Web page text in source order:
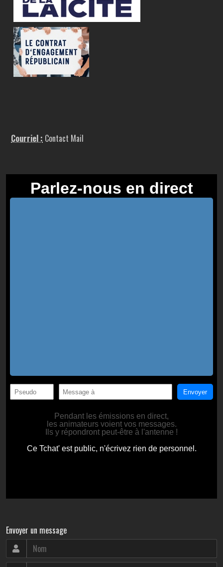
Courriel : Contact Mail
Envoyer un message